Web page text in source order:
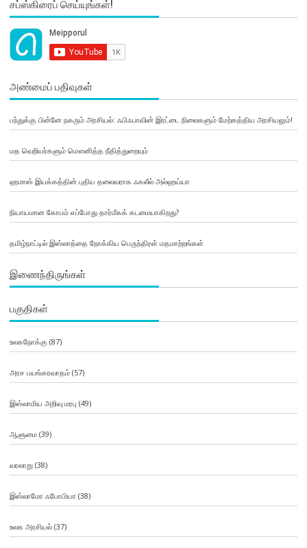
சப்ஸ்கிரைப் செய்யுங்கள்!
அண்மைப் பதிவுகள்
பந்துக்கு பின்னே நகரும் அரசியல்: ஃபிஃபாவின் இரட்டை நிலைகளும் மேற்கத்திய அரசியலும்!
மத வெறியர்களும் மௌனித்த நீதித்துறையும்
ஹமாஸ் இயக்கத்தின் புதிய தலைவராக ஃகலீல் அல்ஹய்யா
நியாயமான கோபம் எப்போது தார்மீகக் கடமையாகிறது?
தமிழ்நாட்டில் இஸ்லாத்தை நோக்கிய பெருந்திரள் மதமாற்றங்கள்
இணைந்திருங்கள்
பகுதிகள்
உலகநோக்கு (87)
அரச பயங்கரவாதம்(57)
இஸ்லாமிய அறிவு மரபு (49)
ஆளுமை(39)
வரலாறு(38)
இஸ்லாமோ ஃபோபியா (38)
உலக அரசியல்(37)